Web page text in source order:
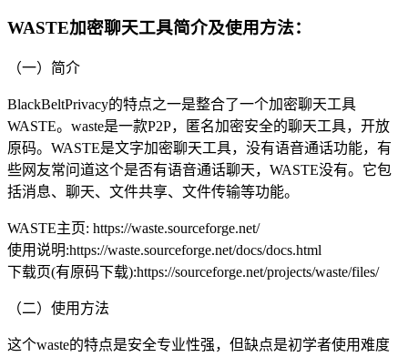
WASTE加密聊天工具简介及使用方法：
（一）简介
BlackBeltPrivacy的特点之一是整合了一个加密聊天工具
WASTE。waste是一款P2P，匿名加密安全的聊天工具，开放
原码。WASTE是文字加密聊天工具，没有语音通话功能，有
些网友常问道这个是否有语音通话聊天，WASTE没有。它包
括消息、聊天、文件共享、文件传输等功能。
WASTE主页: https://waste.sourceforge.net/
使用说明:https://waste.sourceforge.net/docs/docs.html
下载页(有原码下载):https://sourceforge.net/projects/waste/files/
（二）使用方法
这个waste的特点是安全专业性强，但缺点是初学者使用难度